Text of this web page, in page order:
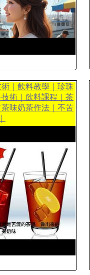
｜飲料教學｜珍珠
術｜飲料課程｜茶
味奶茶作法｜不苦